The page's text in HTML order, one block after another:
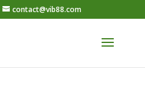
contact@vib88.com